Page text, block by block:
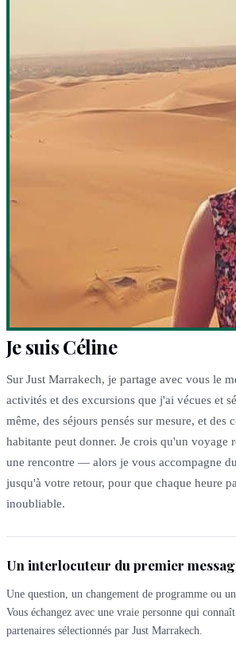
Je suis Céline
Sur Just Marrakech, je partage avec vous le
activités et des excursions que j'ai vécues et
même, des séjours pensés sur mesure, et des
habitante peut donner. Je crois qu'un voyage
une rencontre — alors je vous accompagne
jusqu'à votre retour, pour que chaque heure
inoubliable.
Un interlocuteur du premier
Une question, un changement de programme ou
Vous échangez avec une vraie personne qui
partenaires sélectionnés par Just Marrakech.